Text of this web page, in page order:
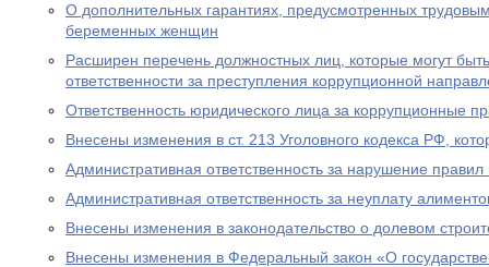
О дополнительных гарантиях, предусмотренных
беременных женщин
Расширен перечень должностных лиц, которые могут
ответственности за преступления коррупционной
Ответственность юридического лица за коррупционные
Внесены изменения в ст. 213 Уголовного кодекса РФ,
Административная ответственность за нарушение
Административная ответственность за неуплату
Внесены изменения в законодательство о долевом
Внесены изменения в Федеральный закон «О